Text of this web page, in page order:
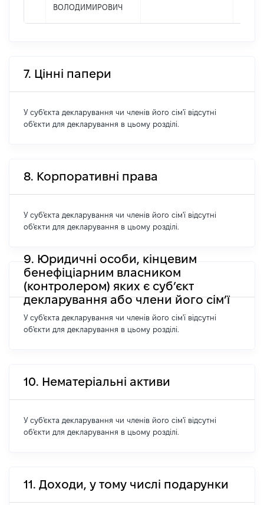
ВОЛОДИМИРОВИЧ
7. Цінні папери
У суб'єкта декларування чи членів його сім'ї відсутні
об'єкти для декларування в цьому розділі.
8. Корпоративні права
У суб'єкта декларування чи членів його сім'ї відсутні
об'єкти для декларування в цьому розділі.
9. Юридичні особи, кінцевим
бенефіціарним власником
(контролером) яких є суб’єкт
декларування або члени його сім’ї
У суб'єкта декларування чи членів його сім'ї відсутні
об'єкти для декларування в цьому розділі.
10. Нематеріальні активи
У суб'єкта декларування чи членів його сім'ї відсутні
об'єкти для декларування в цьому розділі.
11. Доходи, у тому числі подарунки